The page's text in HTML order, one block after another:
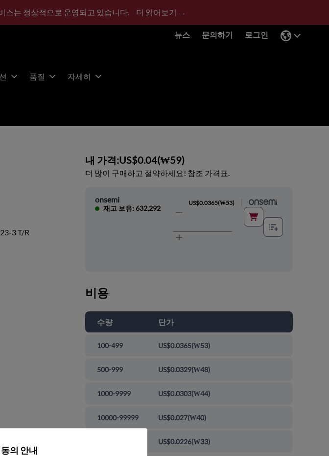
스는 정상적으로 운영되고 있습니다. 더 읽어보기 →
뉴스 문의하기 로그인
품질 자세히
3 T/R
내 가격:US$0.04(₩59)
더 많이 구매하고 절약하세요! 참조 가격표.
onsemi
재고 보유: 632,292
US$0.0365(₩53)
비용
수량 단가
100-499 US$0.0365(₩53)
500-999 US$0.0329(₩48)
1000-9999 US$0.0303(₩44)
10000-99999 US$0.027(₩40)
US$0.0226(₩33)
의 안내